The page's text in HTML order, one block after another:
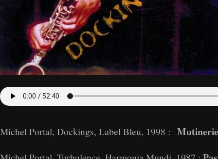
Michel Portal, Dockings, Label Bleu, 1998 : Mutinerie